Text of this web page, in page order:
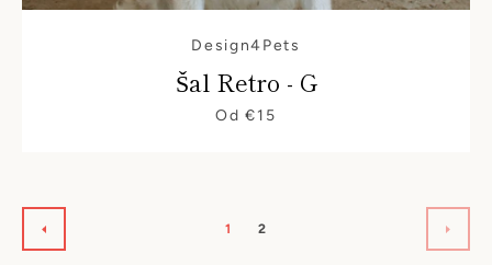
Design4Pets
Šal Retro - G
Od €15
1
2